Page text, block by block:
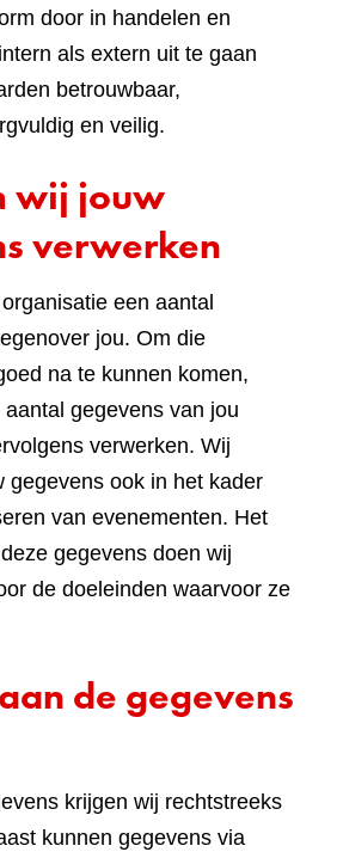
door in handelen en
als extern uit te gaan
betrouwbaar,
en veilig.
wij jouw
verwerken
een aantal
jou. Om die
na te kunnen komen,
gegevens van jou
verwerken. Wij
gegevens ook in het kader
van evenementen. Het
gegevens doen wij
de doeleinden waarvoor ze
de gegevens
krijgen wij rechtstreeks
kunnen gegevens via